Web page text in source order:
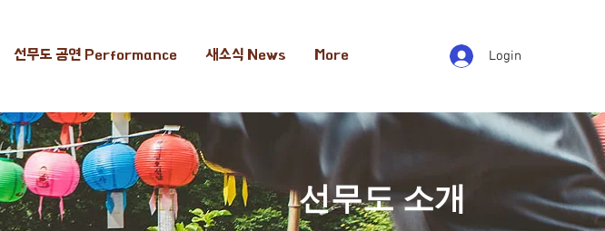
선무도 공연 Performance 새소식 News More Login
선무도 소개